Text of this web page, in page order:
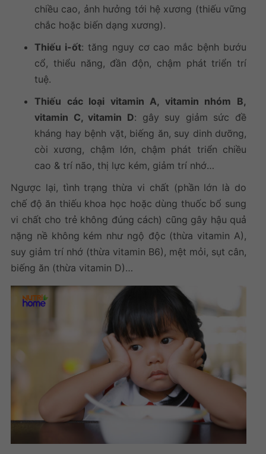
chiều cao, ảnh hưởng tới hệ xương (thiếu vững
chắc hoặc biến dạng xương).
Thiếu i-ốt: tăng nguy cơ cao mắc bệnh bướu
cổ, thiểu năng, đần độn, chậm phát triển trí
tuệ.
Thiếu các loại vitamin A, vitamin nhóm B,
vitamin C, vitamin D: gây suy giảm sức đề
kháng hay bệnh vặt, biếng ăn, suy dinh dưỡng,
còi xương, chậm lớn, chậm phát triển chiều
cao & trí não, thị lực kém, giảm trí nhớ…
Ngược lại, tình trạng thừa vi chất (phần lớn là do
chế độ ăn thiếu khoa học hoặc dùng thuốc bổ sung
vi chất cho trẻkhông đúng cách) cũng gây hậu quả
nặng nề không kém như ngộ độc (thừa vitamin A),
suy giảm trí nhớ (thừa vitamin B6), mệt mỏi, sụt cân,
biếng ăn (thừa vitamin D)…